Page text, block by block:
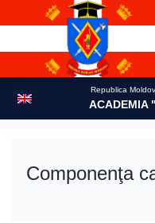
Republica
ACADEMIA
Componenţa